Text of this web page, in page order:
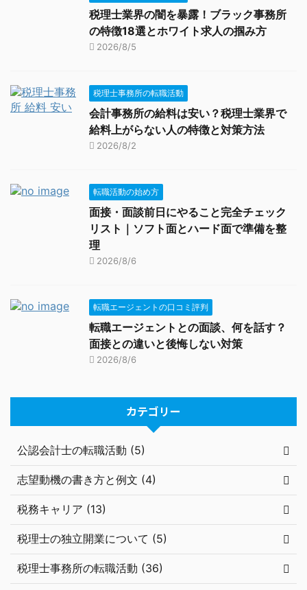
税理士業界の闇を暴露！ブラック事務所
の特徴18選とホワイト求人の掴み方
2026/8/5
税理士事務所の転職活動
会計事務所の給料は安い？税理士業界で
給料上がらない人の特徴と対策方法
2026/8/2
転職活動の始め方
面接・面談前日にやること完全チェック
リスト｜ソフト面とハード面で準備を整
理
2026/8/6
転職エージェントの口コミ評判
転職エージェントとの面談、何を話す？
面接との違いと後悔しない対策
2026/8/6
カテゴリー
公認会計士の転職活動 (5)
志望動機の書き方と例文 (4)
税務キャリア (13)
税理士の独立開業について (5)
税理士事務所の転職活動 (36)